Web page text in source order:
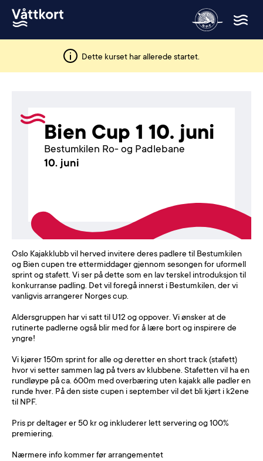
Dette kurset har allerede startet.
Bien Cup 1 10. juni
Bestumkilen Ro- og Padlebane
10. juni
Oslo Kajakklubb vil herved invitere deres padlere til Bestumkilen
og Bien cupen tre ettermiddager gjennom sesongen for uformell
sprint og stafett. Vi ser på dette som en lav terskel introduksjon til
konkurranse padling. Det vil foregå innerst i Bestumkilen, der vi
vanligvis arrangerer Norges cup.
Aldersgruppen har vi satt til U12 og oppover. Vi ønsker at de
rutinerte padlerne også blir med for å lære bort og inspirere de
yngre!
Vi kjører 150m sprint for alle og deretter en short track (stafett)
hvor vi setter sammen lag på tvers av klubbene. Stafetten vil ha en
rundløype på ca. 600m med overbæring uten kajakk alle padler en
runde hver. På den siste cupen i september vil det bli kjørt i k2ene
til NPF.
Pris pr deltager er 50 kr og inkluderer lett servering og 100%
premiering.
Nærmere info kommer før arrangementet